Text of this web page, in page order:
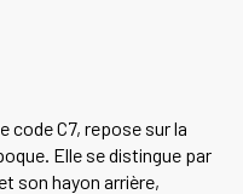
code C7, repose sur la
Elle se distingue par
son hayon arrière,